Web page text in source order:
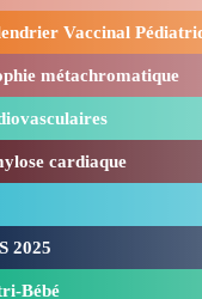
Vaccinal
métachromatique
cardiaque
2025
Bébé